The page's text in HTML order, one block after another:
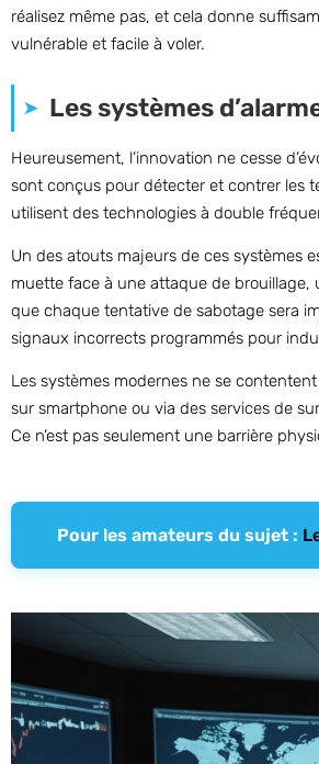
réalisez même pas, et cela donne
vulnérable et facile à voler.
Les systèmes
Heureusement, l’innovation ne cesse
sont conçus pour détecter et contrer les
utilisent des technologies à double
Un des atouts majeurs de ces systèmes
muette face à une attaque de brouillage,
que chaque tentative de sabotage sera
signaux incorrects programmés pour
Les systèmes modernes ne se
sur smartphone ou via des services de
Ce n’est pas seulement une barrière
Pour les amateurs du sujet :